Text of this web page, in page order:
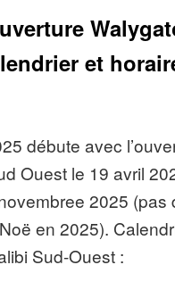
Walygator
Aqualand Agen)
d’attractions:
russes, une
Tower) et 5
et
débute avec
Ouest le 19 avril
2025 (pas
en 2025).
Sud-Ouest :